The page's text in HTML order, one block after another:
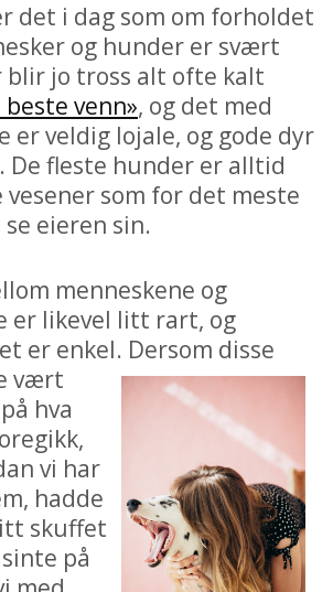
det i dag som om forholdet
og hunder er svært
blir jo tross alt ofte kalt
venn», og det med
er veldig lojale, og gode dyr
De fleste hunder er alltid
som for det meste
eieren sin.
menneskene og
er likevel litt rart, og
er enkel. Dersom disse
vært
hva
vi har
hadde
skuffet
på